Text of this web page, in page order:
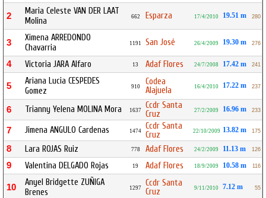
2
Maria Celeste VAN DER LAAT
Molina
662 Esparza 17/4/2010 19.51 m 280
3
Ximena ARREDONDO
Chavarria
1191 San José 26/4/2009 19.30 m 276
4 Victoria JARA Alfaro 13 Adaf Flores 24/7/2008 17.42 m 241
5
Ariana Lucia CESPEDES
Gomez
910
Codea
Alajuela
16/4/2010 17.22 m 237
6 Trianny Yelena MOLINA Mora 1637
Ccdr Santa
Cruz
27/2/2009 16.96 m 233
7 Jimena ANGULO Cardenas 1474
Ccdr Santa
Cruz
22/10/2009 13.82 m 175
8 Lara ROJAS Ruiz 778 Adaf Flores 24/2/2009 11.13 m 126
9 Valentina DELGADO Rojas 19 Adaf Flores 18/9/2009 10.58 m 116
10
Anyel Bridgette ZUÑIGA
Brenes
1297
Ccdr Santa
Cruz
9/11/2010 7.12 m 55